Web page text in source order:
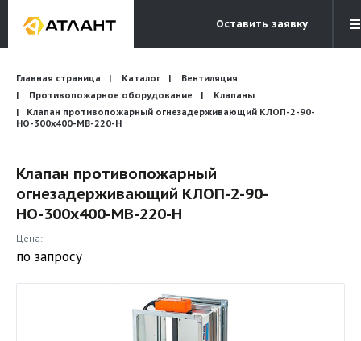
Оставить заявку
Электронная почта
info@atlantcompany.ru
Бесплатный звонок
8 (495) 532-45-07
Бренды
Каталоги
Бланки запросов
Главная страница Каталог
Вентиляция
Противопожарное оборудование
Клапаны
Клапан противопожарный огнезадерживающий КЛОП-2-90-
НО-300х400-МВ-220-Н
Клапан противопожарный
огнезадерживающий КЛОП-2-90-
НО-300х400-МВ-220-Н
Цена:
по запросу